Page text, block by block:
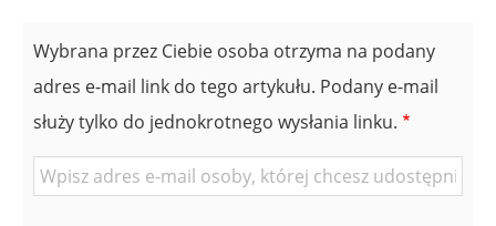
Wybrana przez Ciebie osoba otrzyma na podany
adres e-mail link do tego artykułu. Podany e-mail
służy tylko do jednokrotnego wysłania linku.
E-